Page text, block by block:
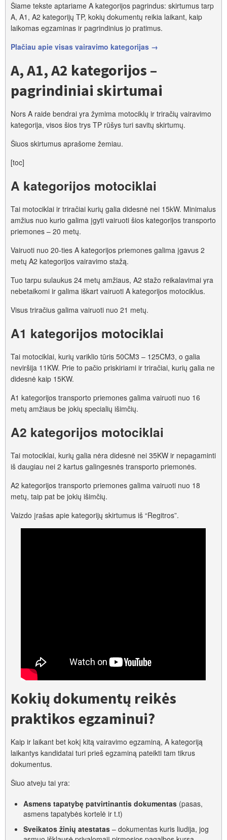
Šiame tekste aptariame A kategorijos pagrindus: skirtumus tarp
A, A1, A2 kategorijų TP, kokių dokumentų reikia laikant, kaip
laikomas egzaminas ir pagrindinius jo pratimus.
Plačiau apie visas vairavimo kategorijas →
A, A1, A2 kategorijos –
pagrindiniai skirtumai
Nors A raide bendrai yra žymima motociklų ir triračių vairavimo
kategorija, visos šios trys TP rūšys turi savitų skirtumų.
Šiuos skirtumus aprašome žemiau.
[toc]
A kategorijos motociklai
Tai motociklai ir triračiai kurių galia didesnė nei 15kW. Minimalus
amžius nuo kurio galima įgyti vairuoti šios kategorijos transporto
priemones – 20 metų.
Vairuoti nuo 20-ties A kategorijos priemones galima įgavus 2
metų A2 kategorijos vairavimo stažą.
Tuo tarpu sulaukus 24 metų amžiaus, A2 stažo reikalavimai yra
nebetaikomi ir galima iškart vairuoti A kategorijos motociklus.
Visus triračius galima vairuoti nuo 21 metų.
A1 kategorijos motociklai
Tai motociklai, kurių variklio tūris 50CM3 – 125CM3, o galia
neviršija 11KW. Prie to pačio priskiriami ir triračiai, kurių galia ne
didesnė kaip 15KW.
A1 kategorijos transporto priemones galima vairuoti nuo 16
metų amžiaus be jokių specialių išimčių.
A2 kategorijos motociklai
Tai motociklai, kurių galia nėra didesnė nei 35KW ir nepagaminti
iš daugiau nei 2 kartus galingesnės transporto priemonės.
A2 kategorijos transporto priemones galima vairuoti nuo 18
metų, taip pat be jokių išimčių.
Vaizdo įrašas apie kategorijų skirtumus iš “Regitros”.
Kokių dokumentų reikės
praktikos egzaminui?
Kaip ir laikant bet kokį kitą vairavimo egzaminą, A kategoriją
laikantys kandidatai turi prieš egzaminą pateikti tam tikrus
dokumentus.
Šiuo atveju tai yra:
Asmens tapatybę patvirtinantis dokumentas (pasas,
asmens tapatybės kortelė ir t.t)
Sveikatos žinių atestatas – dokumentas kuris liudija, jog